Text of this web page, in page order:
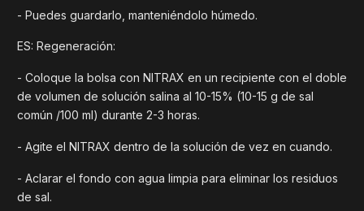
- Puedes guardarlo, manteniéndolo húmedo.
ES: Regeneración:
- Coloque la bolsa con NITRAX en un recipiente con el doble
de volumen de solución salina al 10-15% (10-15 g de sal
común /100 ml) durante 2-3 horas.
- Agite el NITRAX dentro de la solución de vez en cuando.
- Aclarar el fondo con agua limpia para eliminar los residuos
de sal.